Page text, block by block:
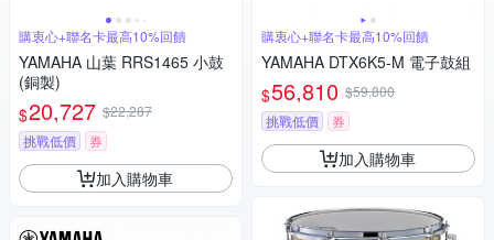
購衷心+聯名卡最高10%回饋
YAMAHA 山葉 RRS1465 小鼓
(銅製)
$20,727 $22,287
挑戰低價
券
加入購物車
購衷心+聯名卡最高10%回饋
YAMAHA DTX6K5-M 電子鼓組
$56,810 $59,800
挑戰低價
券
加入購物車